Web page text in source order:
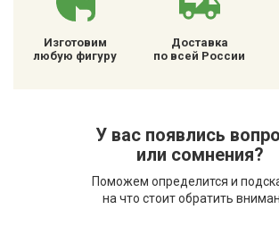
Изготовим
любую фигуру
Доставка
по всей России
У вас появлись
или сомнения?
Поможем определится и
на что стоит обратить